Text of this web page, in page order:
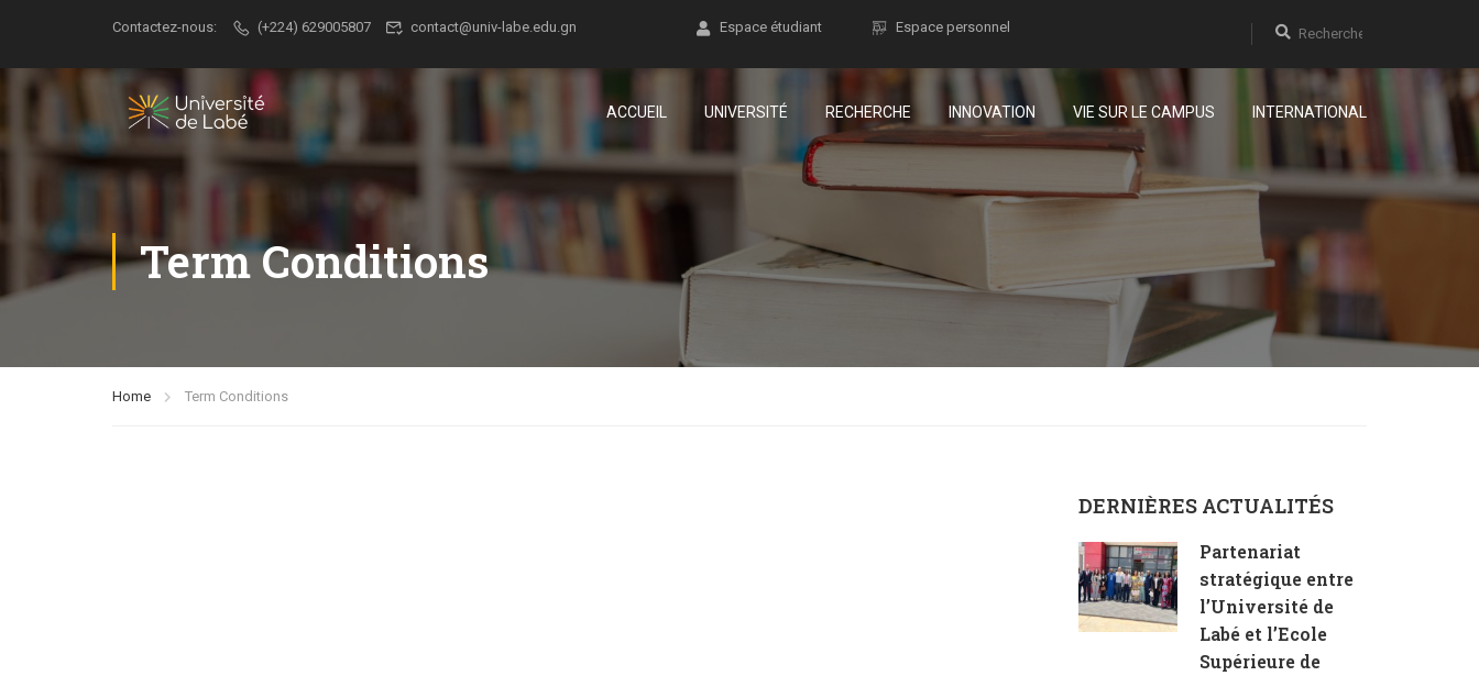
Contactez-nous: (+224) 629005807 contact@univ-labe.edu.gn Espace étudiant Espace personnel
ACCUEIL UNIVERSITÉ RECHERCHE INNOVATION VIE SUR LE CAMPUS INTERNATIONAL
Term Conditions
Home Term Conditions
DERNIÈRES ACTUALITÉS
Partenariat
stratégique entre
l’Université de
Labé et l’Ecole
Supérieure de